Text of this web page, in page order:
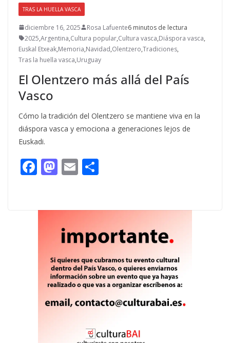
TRAS LA HUELLA VASCA
diciembre 16, 2025 Rosa Lafuente6 minutos de lectura
2025,Argentina,Cultura popular,Cultura vasca,Diáspora vasca,
Euskal Etxeak,Memoria,Navidad,Olentzero,Tradiciones,
Tras la huella vasca,Uruguay
El Olentzero más allá del País
Vasco
Cómo la tradición del Olentzero se mantiene viva en la
diáspora vasca y emociona a generaciones lejos de
Euskadi.
F
b
M
d
o
n
E
l p
ar
ti
r